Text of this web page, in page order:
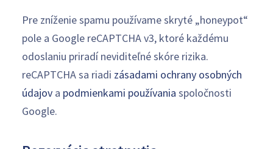
Pre zníženie spamu používame skryté „honeypot“
pole a Google reCAPTCHA v3, ktoré každému
odoslaniu priradí neviditeľné skóre rizika.
reCAPTCHA sa riadi zásadami ochrany osobných
údajov a podmienkami používania spoločnosti
Google.